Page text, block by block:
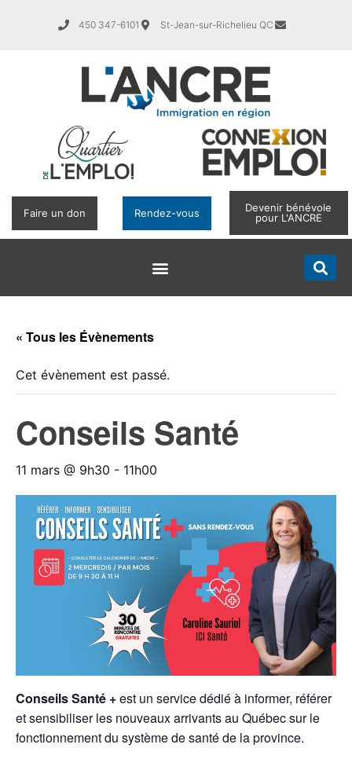
450 347-6101 St-Jean-sur-Richelieu QC
Faire un don Rendez-vous
Devenir bénévole
pour L'ANCRE
« Tous les Évènements
Cet évènement est passé.
Conseils Santé
11 mars @ 9h30 - 11h00
Conseils Santé +est un service dédié à informer, référer
et sensibiliser les nouveaux arrivants au Québec sur le
fonctionnement du système de santé de la province.